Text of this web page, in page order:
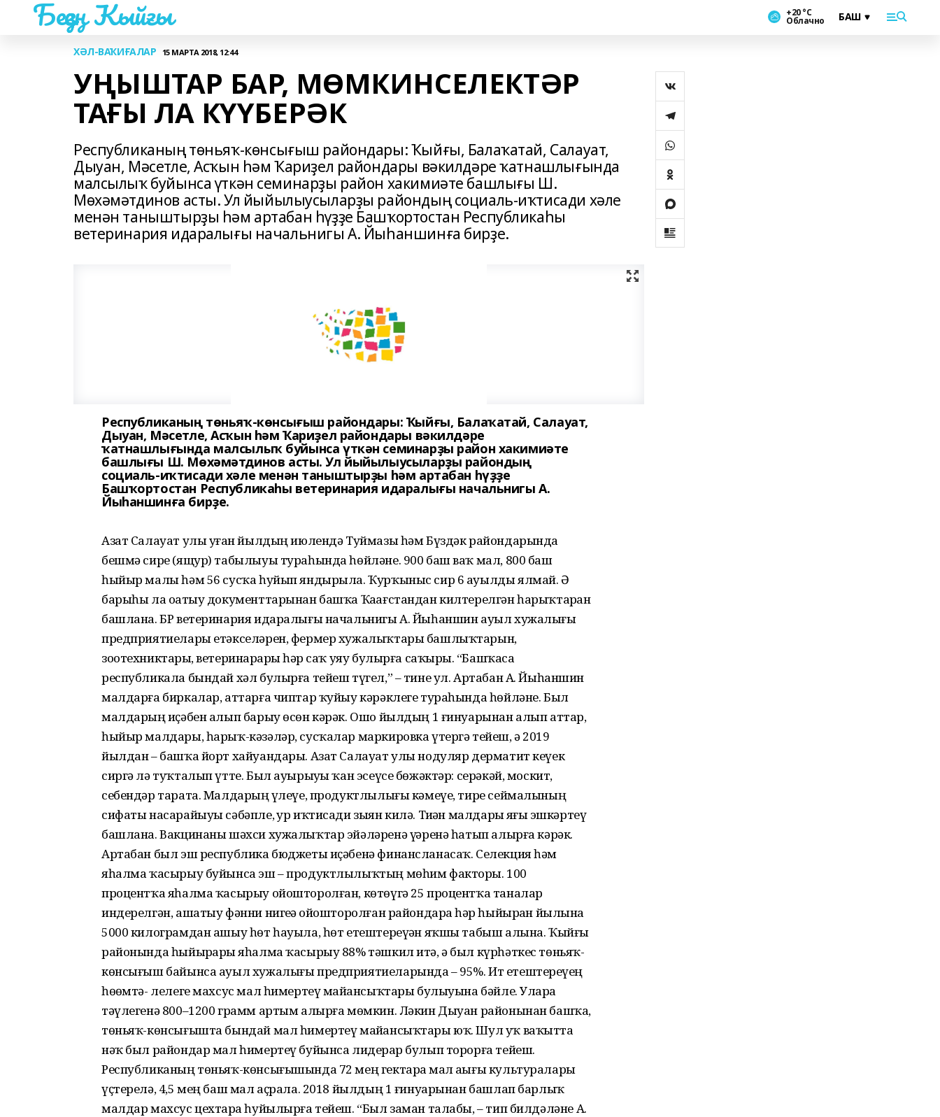
Беҙҙең Ҡыйғы +20 °С
Облачно
ХӘЛ-ВАҠИҒАЛАР 15 МАРТА 2018, 12:44
УҢЫШТАР БАР, МӨМКИНСЕЛЕКТӘР
ТАҒЫ ЛА КҮҮБЕРӘК
Республиканың төньяҡ-көнсығыш райондары: Ҡыйғы, Балаҡатай, Салауат,
Дыуан, Мәсетле, Асҡын һәм Ҡариҙел райондары вәкилдәре ҡатнашлығында
малсылыҡ буйынса үткән семинарҙы район хакимиәте башлығы Ш.
Мөхәмәтдинов асты. Ул йыйылыусыларҙы райондың социаль-иҡтисади хәле
менән таныштырҙы һәм артабан һүҙҙе Башҡортостан Республикаһы
ветеринария идаралығы начальнигы А. Йыһаншинға бирҙе.
Республиканың төньяҡ-көнсығыш райондары: Ҡыйғы, Балаҡатай, Салауат,
Дыуан, Мәсетле, Асҡын һәм Ҡариҙел райондары вәкилдәре
ҡатнашлығында малсылыҡ буйынса үткән семинарҙы район хакимиәте
башлығы Ш. Мөхәмәтдинов асты. Ул йыйылыусыларҙы райондың
социаль-иҡтисади хәле менән таныштырҙы һәм артабан һүҙҙе
Башҡортостан Республикаһы ветеринария идаралығы начальнигы А.
Йыһаншинға бирҙе.
Азат Салауат улы уҙған йылдың июлендә Туймазы һәм Бүздәк райондарында
бешмә сире (ящур) табылыуы тураһында һөйләне. 900 баш ваҡ мал, 800 баш
һыйыр малы һәм 56 сусҡа һуйып яндырыла. Ҡурҡыныс сир 6 ауылды ялмай. Ә
барыһы ла оҙатыу документтарынан башҡа Ҡаҙағстандан килтерелгән һарыҡтарҙан
башлана. БР ветеринария идаралығы начальнигы А. Йыһаншин ауыл хужалығы
предприятиелары етәкселәрен, фермер хужалыҡтары башлыҡтарын,
зоотехниктарҙы, ветеринарҙарҙы һәр саҡ уяу булырға саҡырҙы. “Башҡаса
республикала бындай хәл булырға тейеш түгел,” – тине ул. Артабан А. Йыһаншин
малдарға биркалар, аттарға чиптар ҡуйыу кәрәклеге тураһында һөйләне. Был
малдарҙың иҫәбен алып барыу өсөн кәрәк. Ошо йылдың 1 ғинуарынан алып аттар,
һыйыр малдары, һарыҡ-кәзәләр, сусҡалар маркировка үтергә тейеш, ә 2019
йылдан – башҡа йорт хайуандары. Азат Салауат улы нодуляр дерматит кеүек
сиргә лә туҡталып үтте. Был ауырыуҙы ҡан эсеүсе бөжәктәр: серәкәй, москит,
себендәр тарата. Малдарҙың үлеүе, продуктлылығы кәмеүе, тире сеймалының
сифаты насарайыуы сәбәпле, ҙур иҡтисади зыян килә. Тиҙҙән малдарҙы яҙғы эшкәртеү
башлана. Вакцинаны шәхси хужалыҡтар эйәләренә үҙҙәренә һатып алырға кәрәк.
Артабан был эш республика бюджеты иҫәбенә финансланасаҡ. Селекция һәм
яһалма ҡасырыу буйынса эш – продуктлылыҡтың мөһим факторы. 100
процентҡа яһалма ҡасырыу ойошторолған, көтөүгә 25 процентҡа таналар
индерелгән, ашатыу фәнни нигеҙҙә ойошторолған райондарҙа һәр һыйырҙан йылына
5000 килограмдан ашыу һөт һауыла, һөт етештереүҙән яҡшы табыш алына. Ҡыйғы
районында һыйырҙарҙы яһалма ҡасырыу 88% тәшкил итә, ә был күрһәткес төньяҡ-
көнсығыш байынса ауыл хужалығы предприятиеларында – 95%. Ит етештереүҙең
һөҙөмтә- лелеге махсус мал һимертеү майҙансыҡтары булыуына бәйле. Уларҙа
тәүлегенә 800–1200 грамм артым алырға мөмкин. Ләкин Дыуан районынан башҡа,
төньяҡ-көнсығышта бындай мал һимертеү майҙансыҡтары юҡ. Шул уҡ ваҡытта
нәҡ был райондар мал һимертеү буйынса лидерҙар булып торорға тейеш.
Республиканың төньяҡ-көнсығышында 72 мең гектарҙа мал аҙығы культуралары
үҫтерелә, 4,5 мең баш мал аҫрала. 2018 йылдың 1 ғинуарынан башлап барлыҡ
малдар махсус цехтарҙа һуйылырға тейеш. “Был заман талабы, – тип билдәләне А.